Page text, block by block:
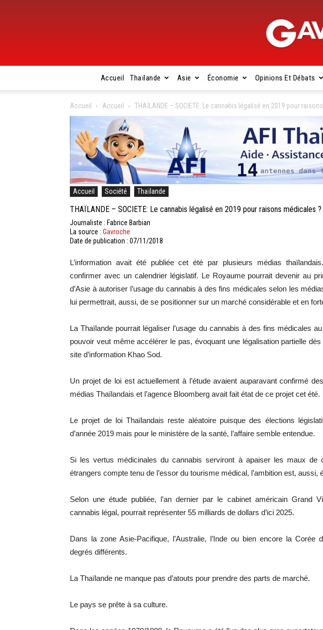
Accueil Thaïlande Asie Économie Opinions Et Débats
Accueil Accueil THAÏLANDE – SOCIETE: Le cannabis légalisé en 2019 pour
Accueil Société Thaïlande
THAÏLANDE – SOCIETE: Le cannabis légalisé en 2019 pour raisons médicales ?
Journaliste : Fabrice Barbian
La source : Gavroche
Date de publication : 07/11/2018
L’information avait été publiée cet été par plusieurs médias
confirmer avec un calendrier législatif. Le Royaume pourrait devenir au
d’Asie à autoriser l’usage du cannabis à des fins médicales selon les
lui permettrait, aussi, de se positionner sur un marché considérable et en
La Thaïlande pourrait légaliser l’usage du cannabis à des fins médicales
pouvoir veut même accélérer le pas, évoquant une légalisation partielle
site d’information Khao Sod.
Un projet de loi est actuellement à l’étude avaient auparavant confirmé
médias Thaïlandais et l’agence Bloomberg avait fait état de ce projet cet été.
Le projet de loi Thaïlandais reste aléatoire puisque des élections
d’année 2019 mais pour le ministère de la santé, l’affaire semble entendue.
Si les vertus médicinales du cannabis serviront à apaiser les maux de
étrangers compte tenu de l’essor du tourisme médical, l’ambition est, aussi,
Selon une étude publiée, l’an dernier par le cabinet américain Grand
cannabis légal, pourrait représenter 55 milliards de dollars d’ici 2025.
Dans la zone Asie-Pacifique, l’Australie, l’Inde ou bien encore la Corée
degrés différents.
La Thaïlande ne manque pas d’atouts pour prendre des parts de marché.
Le pays se prête à sa culture.